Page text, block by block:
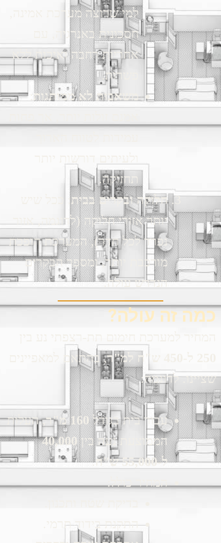
למי שרוצה מערכת אמינה,
חסכונית באנרגיה, עם
אחריות רחבה ואיכות ללא
פשרות.
משאבות לא ממותגות:
תחזוקה.
חלוקה ובקרים בבית: ככל שיש
יותר אזורי חלוקה (לדוגמה, אזור
נפרד לכל חדר), המערכת הופכת
מורכבת יותר, ומספר הבקרים
הנדרש עולה.
כמה זה עולה?
, בהתאם למאפיינים
שציינו. לדוגמה:
עבור בית בגודל160 מ"ר
, העלות
הממוצעת נעה בין40,000
ל-55,000 ש"ח
.
המחיר כולל:
התקנת בידוד תרמי.